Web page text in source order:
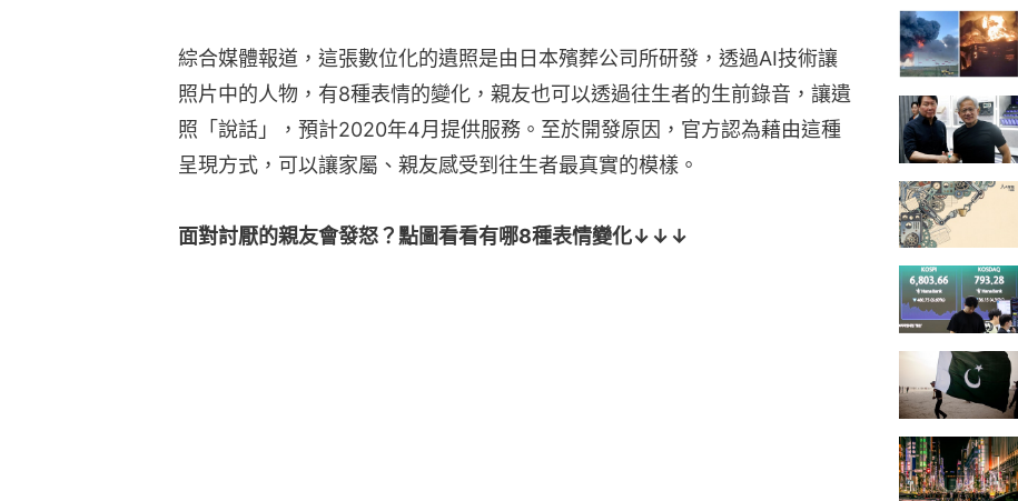
綜合媒體報道，這張數位化的遺照是由日本殯葬公司所研發，透過AI技術讓
照片中的人物，有8種表情的變化，親友也可以透過往生者的生前錄音，讓遺
照「說話」，預計2020年4月提供服務。至於開發原因，官方認為藉由這種
呈現方式，可以讓家屬、親友感受到往生者最真實的模樣。
面對討厭的親友會發怒？點圖看看有哪8種表情變化↓↓↓